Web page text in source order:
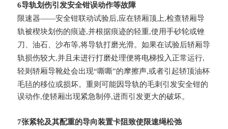
6导轨划伤引发安全钳误动作等故障
限速器——安全钳联动试验后,应在轿厢顶上 ,检查轿厢导
轨被楔块划伤的痕迹,并根据痕迹的轻重,使用手砂轮或锉
刀、油石、沙布等,将导轨打磨光滑。如果在试验后轿厢导
轨损伤较大,并且未进行打磨处理便将电梯投入正常运行,
轻则轿厢导靴处会出现“嘶嘶”的摩擦声,或者引起轿顶油杯
毛毡的移位或损坏。重则可能因导轨的毛刺引发安全钳的
误动作,使轿厢出现紧急制停,进而引发更大的破坏。
7张紧轮及其配重的导向装置卡阻致使限速绳松弛